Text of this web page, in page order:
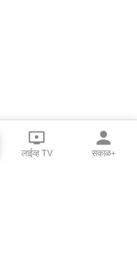
लाईव्ह TV सकाळ+